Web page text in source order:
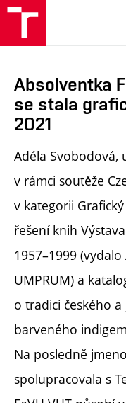
Absolventka
se stala
2021
Adéla Svobodová,
v rámci soutěže
v kategorii
řešení knih
1957–1999
UMPRUM) a
o tradici českého
barveného
Na posledně
spolupracovala s